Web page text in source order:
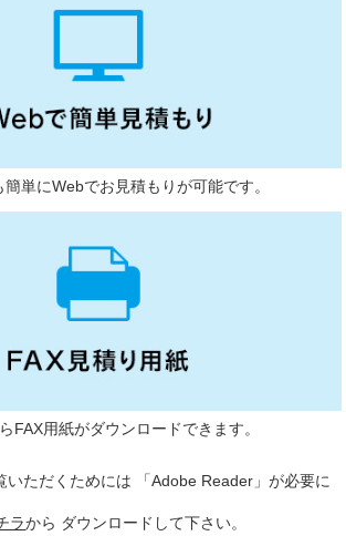
簡単にWebでお見積もりが可能です。
FAX用紙がダウンロードできます。
いただくためには 「Adobe Reader」が必要に
ラから ダウンロードして下さい。